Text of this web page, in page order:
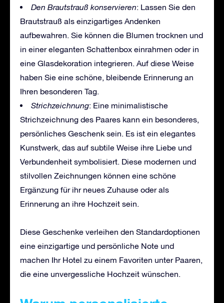
Den Brautstrauß konservieren: Lassen Sie den
Brautstrauß als einzigartiges Andenken
aufbewahren. Sie können die Blumen trocknen und
in einer eleganten Schattenbox einrahmen oder in
eine Glasdekoration integrieren. Auf diese Weise
haben Sie eine schöne, bleibende Erinnerung an
Ihren besonderen Tag.
Strichzeichnung: Eine minimalistische
Strichzeichnung des Paares kann ein besonderes,
persönliches Geschenk sein. Es ist ein elegantes
Kunstwerk, das auf subtile Weise ihre Liebe und
Verbundenheit symbolisiert. Diese modernen und
stilvollen Zeichnungen können eine schöne
Ergänzung für ihr neues Zuhause oder als
Erinnerung an ihre Hochzeit sein.
Diese Geschenke verleihen den Standardoptionen
eine einzigartige und persönliche Note und
machen Ihr Hotel zu einem Favoriten unter Paaren,
die eine unvergessliche Hochzeit wünschen.